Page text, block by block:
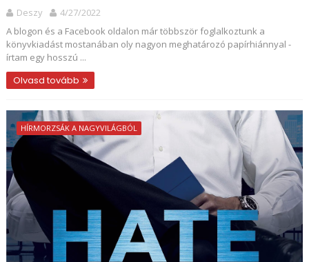
Deszy
4/27/2022
A blogon és a Facebook oldalon már többször foglalkoztunk a
könyvkiadást mostanában oly nagyon meghatározó papírhiánnyal -
írtam egy hosszú ...
Olvasd tovább
HÍRMORZSÁK A NAGYVILÁGBÓL